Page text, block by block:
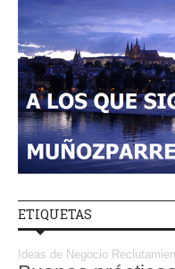
ETIQUETAS
Ideas de Negocio